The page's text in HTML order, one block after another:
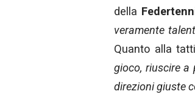
della
veramente
Quanto alla
gioco, riuscire a
direzioni giuste